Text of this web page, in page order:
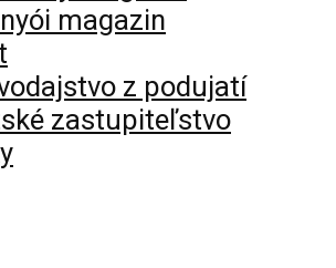
magazin
z podujatí
zastupiteľstvo